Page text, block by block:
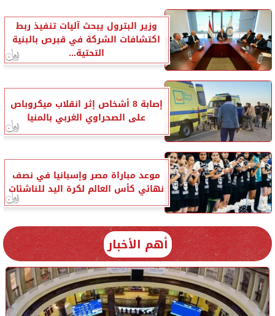
وزير البترول يبحث آليات تنفيذ ربط
اكتشافات الشركة في قبرص بالبنية
التحتية...
إصابة 8 أشخاص إثر انقلاب ميكروباص
على الصحراوي الغربي بالمنيا
موعد مباراة مصر وإسبانيا في نصف
نهائي كأس العالم لكرة اليد للناشئات
أهم الأخبار